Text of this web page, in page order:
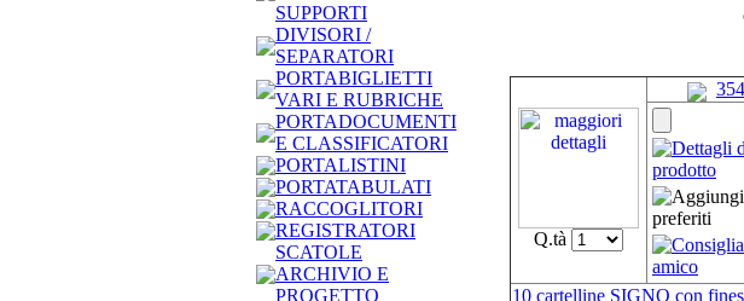
SUPPORTI
DIVISORI /
SEPARATORI
PORTABIGLIETTI
VARI E RUBRICHE
PORTADOCUMENTI
E CLASSIFICATORI
PORTALISTINI
PORTATABULATI
RACCOGLITORI
REGISTRATORI
SCATOLE
ARCHIVIO E
PROGETTO
Q.tà
10 cartelline SIGNO con